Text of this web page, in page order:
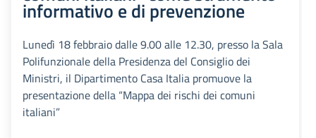
informativo e di prevenzione
Lunedì 18 febbraio dalle 9.00 alle 12.30, presso la Sala
Polifunzionale della Presidenza del Consiglio dei
Ministri, il Dipartimento Casa Italia promuove la
presentazione della “Mappa dei rischi dei comuni
italiani”